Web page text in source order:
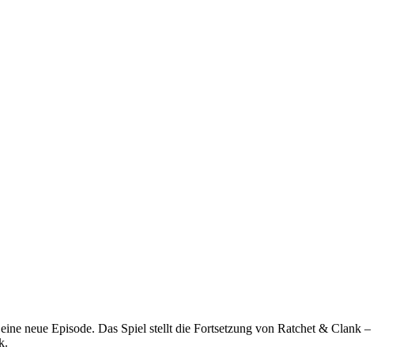
neue Episode. Das Spiel stellt die Fortsetzung von Ratchet & Clank –